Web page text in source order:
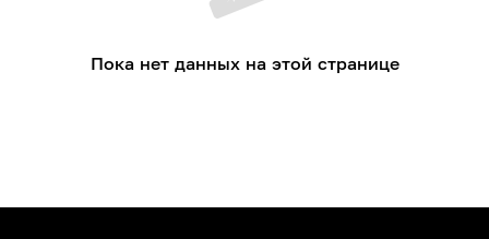
Пока нет данных на этой странице